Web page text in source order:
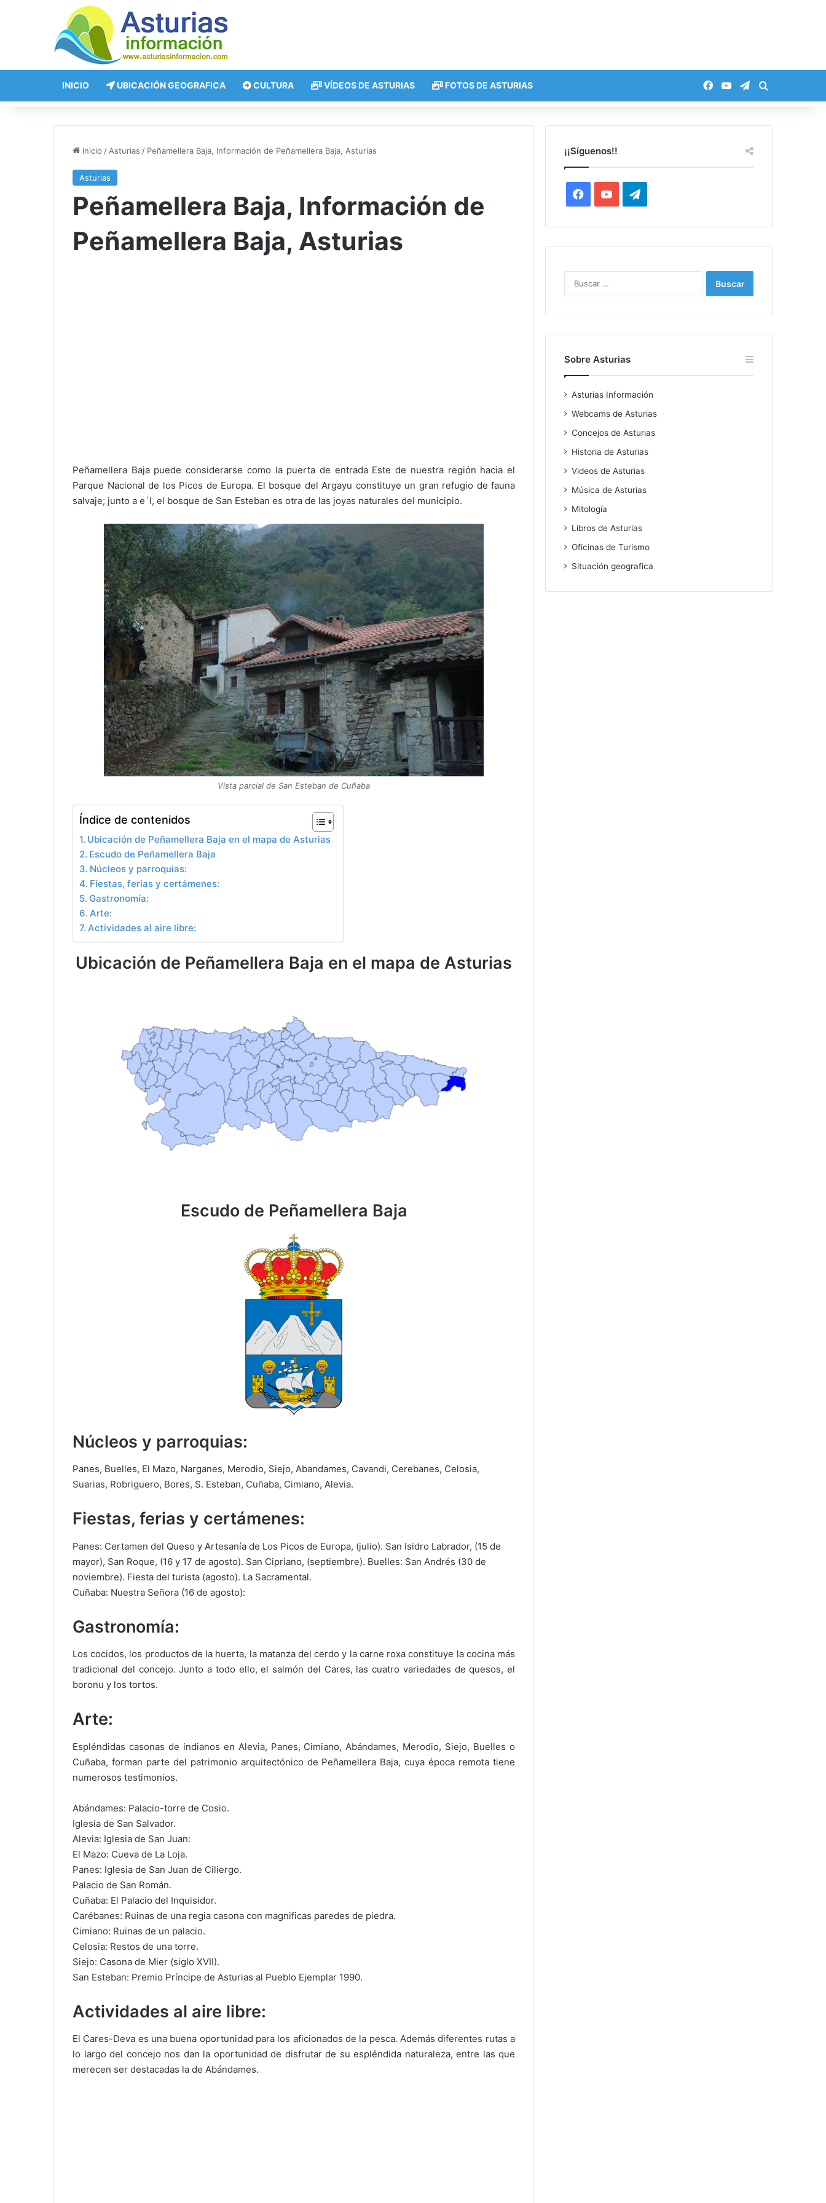
INICIO UBICACIÓN GEOGRAFICA CULTURA VÍDEOS DE ASTURIAS FOTOS DE ASTURIAS Facebook
YouTubeTelegram
Inicio / Asturias / Peñamellera Baja, Información de Peñamellera Baja, Asturias
Asturias
Peñamellera Baja, Información de
Peñamellera Baja, Asturias
Peñamellera Baja puede considerarse como la puerta de entrada Este de nuestra región hacia el
Parque Nacional de los Picos de Europa. El bosque del Argayu constituye un gran refugio de fauna
salvaje; junto a e´l, el bosque de San Esteban es otra de las joyas naturales del municipio.
Vista parcial de San Esteban de Cuñaba
Índice de contenidos
Ubicación de Peñamellera Baja en el mapa de Asturias
Escudo de Peñamellera Baja
Núcleos y parroquias:
Fiestas, ferias y certámenes:
Gastronomía:
Arte:
Actividades al aire libre:
Ubicación de Peñamellera Baja en el mapa de Asturias
Escudo de Peñamellera Baja
Núcleos y parroquias:
Panes, Buelles, El Mazo, Narganes, Merodio, Siejo, Abandames, Cavandi, Cerebanes, Celosia,
Suarias, Robriguero, Bores, S. Esteban, Cuñaba, Cimiano, Alevia.
Fiestas, ferias y certámenes:
Panes: Certamen del Queso y Artesanía de Los Picos de Europa, (julio). San Isidro Labrador, (15 de
mayor), San Roque, (16 y 17 de agosto). San Cipriano, (septiembre). Buelles: San Andrés (30 de
noviembre). Fiesta del turista (agosto). La Sacramental.
Cuñaba: Nuestra Señora (16 de agosto):
Gastronomía:
Los cocidos, los productos de la huerta, la matanza del cerdo y la carne roxa constituye la cocina más
tradicional del concejo. Junto a todo ello, el salmón del Cares, las cuatro variedades de quesos, el
boronu y los tortos.
Arte:
Espléndidas casonas de indianos en Alevia, Panes, Cimiano, Abándames, Merodio, Siejo, Buelles o
Cuñaba, forman parte del patrimonio arquitectónico de Peñamellera Baja, cuya época remota tiene
numerosos testimonios.
Abándames: Palacio-torre de Cosio.
Iglesia de San Salvador.
Alevia: Iglesia de San Juan:
El Mazo: Cueva de La Loja.
Panes: Iglesia de San Juan de Ciliergo.
Palacio de San Román.
Cuñaba: El Palacio del Inquisidor.
Carébanes: Ruinas de una regia casona con magnificas paredes de piedra.
Cimiano: Ruinas de un palacio.
Celosia: Restos de una torre.
Siejo: Casona de Mier (siglo XVII).
San Esteban: Premio Príncipe de Asturias al Pueblo Ejemplar 1990.
Actividades al aire libre:
El Cares-Deva es una buena oportunidad para los aficionados de la pesca. Además diferentes rutas a
lo largo del concejo nos dan la oportunidad de disfrutar de su espléndida naturaleza, entre las que
merecen ser destacadas la de Abándames.
¡¡Síguenos!!
Facebook
YouTubeTelegram
Sobre Asturias
Asturias Información
Webcams de Asturias
Concejos de Asturias
Historia de Asturias
Videos de Asturias
Música de Asturias
Mitología
Libros de Asturias
Oficinas de Turismo
Situación geografica